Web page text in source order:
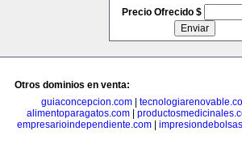
Precio Ofrecido $
Otros dominios en venta:
guiaconcepcion.com|
alimentoparagatos.com
empresarioindependiente.com